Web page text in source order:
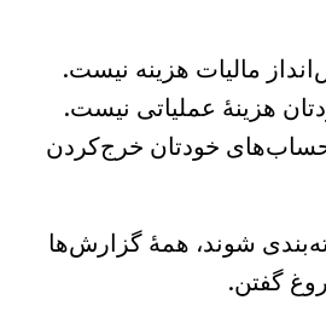
مالیات هزینه نیست.
هزینهٔ عملیاتی نیست.
حساب‌های خودتان خرج‌کردن
شوند، همهٔ گزارش‌ها
گفتن.